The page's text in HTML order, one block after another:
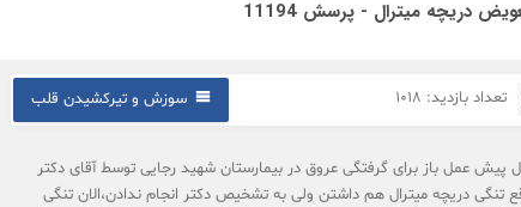
دریچه میترال - پرسش 11194
تعداد بازدید: 1018 سوزش و تیرکشیدن قلب
آقای دکتر،مادر من ۶۷ سال دارد و ۷سال پیش عمل باز برای گرفتگی عروق در بیمارستان شهید رجایی توسط آقای دکتر
دریچه میترال هم داشتن ولی به تشخیص دکتر انجام ندادن،الان تنگی